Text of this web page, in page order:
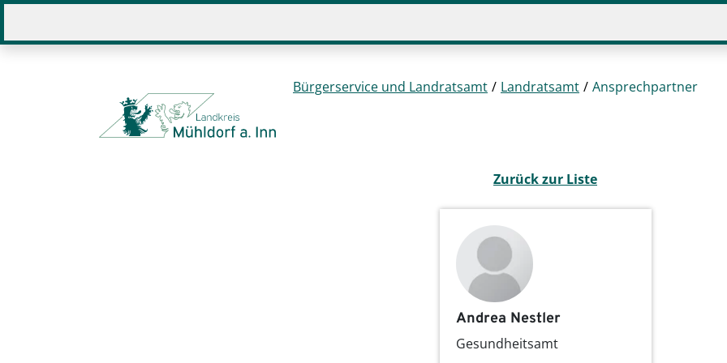
Bürgerservice und Landratsamt Landratsamt Ansprechpartner
Zurück zur Liste
Andrea Nestler
Gesundheitsamt